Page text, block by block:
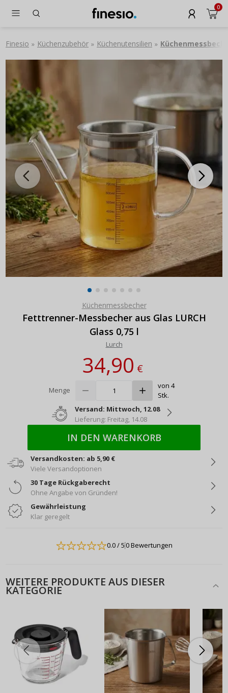
0
Finesio » Küchenzubehör » Küchenutensilien »
Küchenmessbecher
Fetttrenner-Messbecher aus Glas LURCH
Glass 0,75 l
Lurch
34,90€
Menge
von 4
Stk.
Versand: Mittwoch, 12.08
Lieferung: Freitag, 14.08
IN DEN WARENKORB
Versandkosten: ab 5,90 €
Viele Versandoptionen
30 Tage Rückgaberecht
Ohne Angabe von Gründen!
Gewährleistung
Klar geregelt
0.0/ 50 Bewertungen
WEITERE PRODUKTE AUS DIESER
KATEGORIE